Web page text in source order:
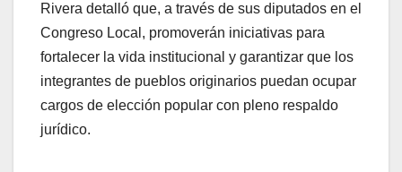
Rivera detalló que, a través de sus diputados en el
Congreso Local, promoverán iniciativas para
fortalecer la vida institucional y garantizar que los
integrantes de pueblos originarios puedan ocupar
cargos de elección popular con pleno respaldo
jurídico.